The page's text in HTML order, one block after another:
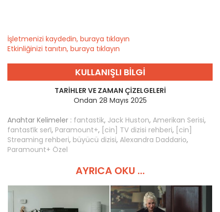
İşletmenizi kaydedin, buraya tıklayın
Etkinliğinizi tanıtın, buraya tıklayın
KULLANIŞLI BILGI
TARIHLER VE ZAMAN ÇIZELGELERI
Ondan 28 Mayıs 2025
Anahtar Kelimeler : fantastik, Jack Huston, Amerikan Serisi,
fantasti̇k seri̇, Paramount+, [cin] TV dizisi rehberi, [cin]
Streaming rehberi, büyücü dizisi, Alexandra Daddario,
Paramount+ Özel
AYRICA OKU ...